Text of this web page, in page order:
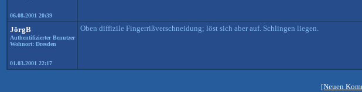
06.08.2001 20:39
JörgB
Authentifizierter Benutzer
Wohnort: Dresden
01.03.2001 22:17
Oben diffizile Fingerrißverschneidung; löst sich aber auf. Schlingen liegen.
[Neuen